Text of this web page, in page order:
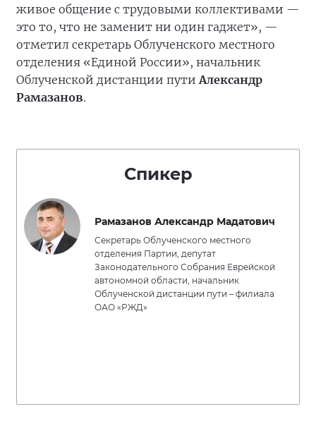
живое общение с трудовыми коллективами —
это то, что не заменит ни один гаджет», —
отметил секретарь Облученского местного
отделения «Единой России», начальник
Облученской дистанции путиАлександр
Рамазанов.
Спикер
Рамазанов Александр Мадатович
Секретарь Облученского местного
отделения Партии, депутат
Законодательного Собрания Еврейской
автономной области, начальник
Облученской дистанции пути – филиала
ОАО «РЖД»